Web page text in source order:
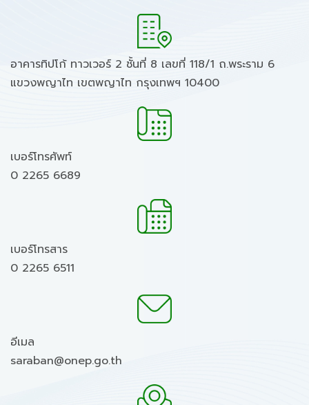
อาคารทิปโก้ ทาวเวอร์ 2 ชั้นที่ 8 เลขที่ 118/1 ถ.พระราม 6
แขวงพญาไท เขตพญาไท กรุงเทพฯ 10400
เบอร์โทรศัพท์
0 2265 6689
เบอร์โทรสาร
0 2265 6511
อีเมล
saraban@onep.go.th